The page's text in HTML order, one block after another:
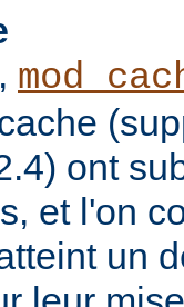
,
ont
et l'on
un